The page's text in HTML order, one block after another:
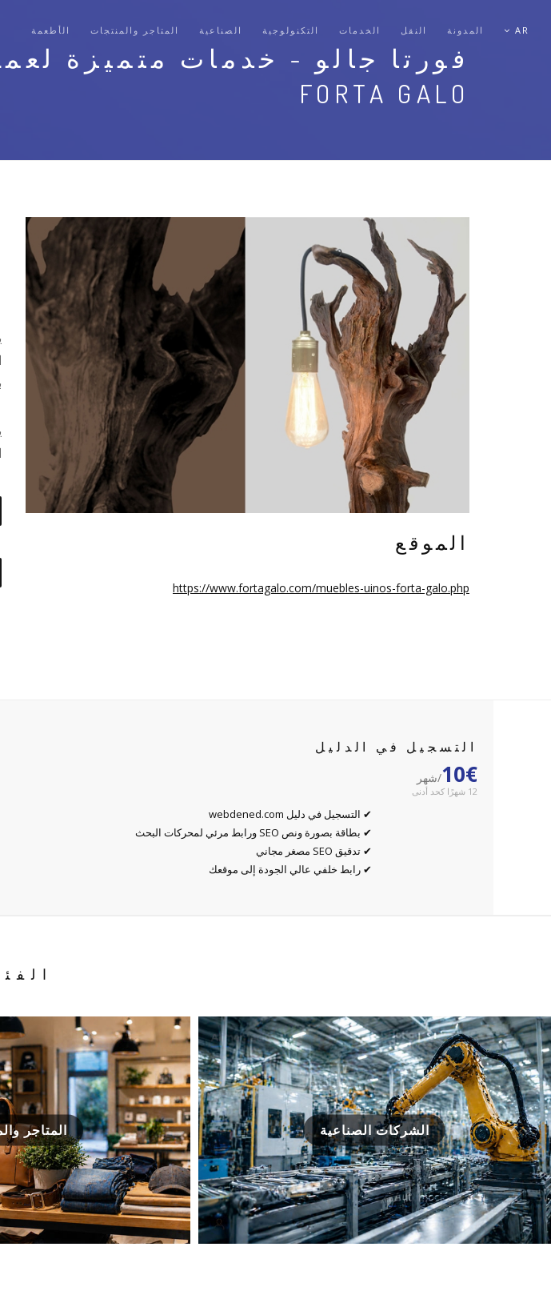
فورتا جالو - خدمات متميزة
FORTA GALO
الأطعمة المتاجر والمنتجات الصناعية التكنولوجية الخدمات النقل المدونة AR
الموقع
https://www.fortagalo.com/muebles-uinos-forta-galo.php
التسجيل في الدليل
10€/شهر
12 شهرًا كحد أدنى
✔ التسجيل في دليل webdened.com
✔ بطاقة بصورة ونص SEO ورابط مرئي لمحركات البحث
✔ تدقيق SEO مصغر مجاني
✔ رابط خلفي عالي الجودة إلى موقعك
المتاجر الشركات الصناعية